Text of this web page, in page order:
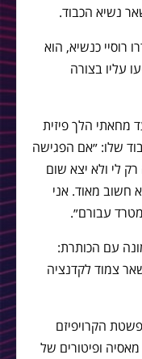
רוסיי כנשיא, הוא
עליו בצורה
מחאתי הלך פיזית
שלו: ״אם הפגישה
לי ולא יצא שום
חשוב מאוד. אני
עבורם״.
עם הכותרת:
צמוד לקדנציה
הקרויפיזם
ופיטורים של